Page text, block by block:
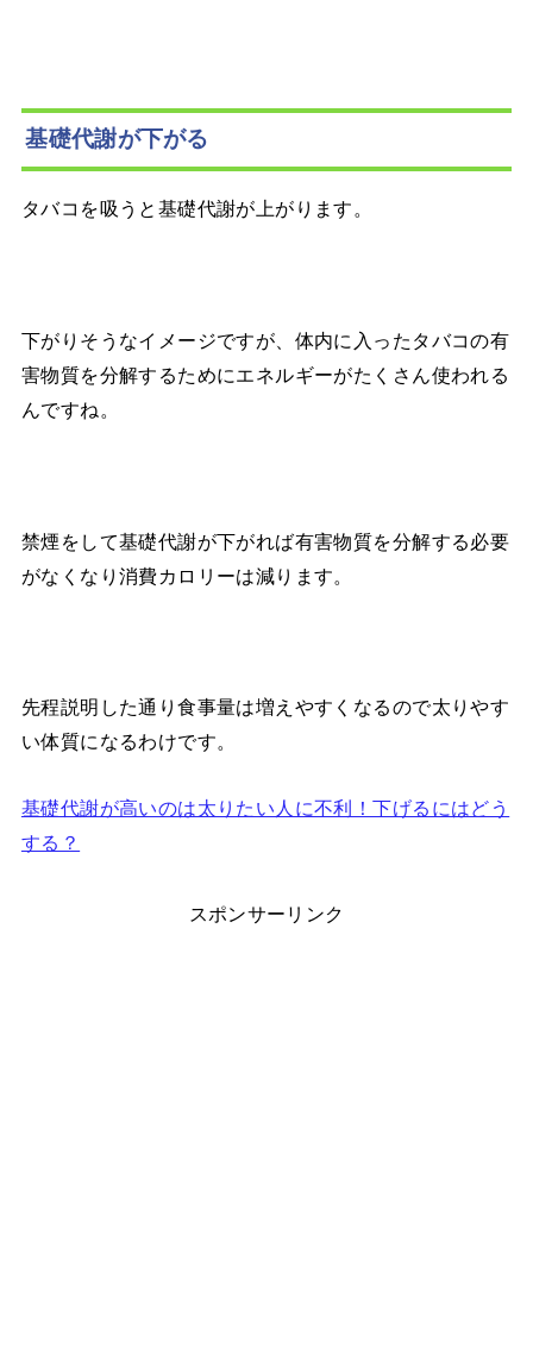
基礎代謝が下がる
タバコを吸うと基礎代謝が上がります。
下がりそうなイメージですが、体内に入ったタバコの有
害物質を分解するためにエネルギーがたくさん使われる
んですね。
禁煙をして基礎代謝が下がれば有害物質を分解する必要
がなくなり消費カロリーは減ります。
先程説明した通り食事量は増えやすくなるので太りやす
い体質になるわけです。
基礎代謝が高いのは太りたい人に不利！下げるにはどう
する？
スポンサーリンク